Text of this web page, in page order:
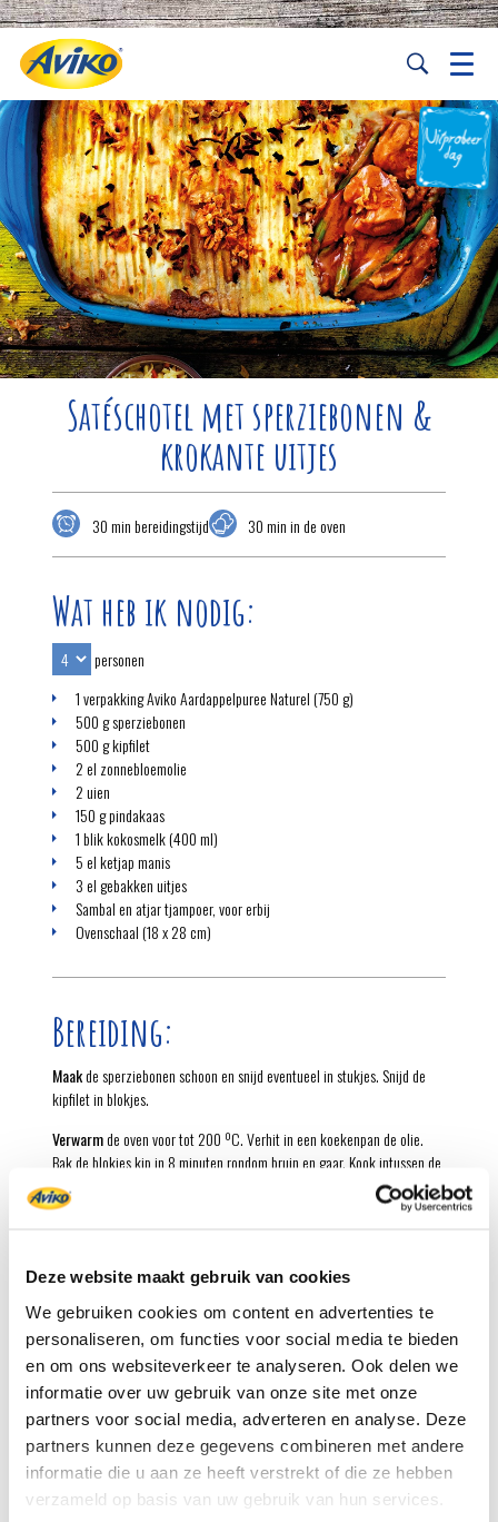
Deze website maakt gebruik van cookies
We gebruiken cookies om content en advertenties te
personaliseren, om functies voor social media te bieden
en om ons websiteverkeer te analyseren. Ook delen we
informatie over uw gebruik van onze site met onze
partners voor social media, adverteren en analyse. Deze
partners kunnen deze gegevens combineren met andere
informatie die u aan ze heeft verstrekt of die ze hebben
verzameld op basis van uw gebruik van hun services.
Satéschotel met sperziebonen &
krokante uitjes
30 min bereidingstijd 30 min in de oven
Wat heb ik nodig:
personen
1 verpakking Aviko Aardappelpuree Naturel (750 g)
500 g sperziebonen
500 g kipfilet
2 el zonnebloemolie
2 uien
150 g pindakaas
1 blik kokosmelk (400 ml)
5 el ketjap manis
3 el gebakken uitjes
Sambal en atjar tjampoer, voor erbij
Ovenschaal (18 x 28 cm)
Bereiding:
Maakde sperziebonen schoon en snijd eventueel in stukjes. Snijd de
kipfilet in blokjes.
Verwarmde oven voor tot 200 ºC. Verhit in een koekenpan de olie.
Bak de blokjes kip in 8 minuten rondom bruin en gaar. Kook intussen de
sperziebonen in water met zout in 5-6 minuten beetgaar.
en de kokosmelk toe en verwarm al roerend tot een gladde saus.
Schepde kipfilet en de sperziebonen door de pindasaus en doe in de
ingevette ovenschaal.
Dekde saté af met de aardappelpuree. Strijk de puree met de bolle
kant van een vochtige lepel glad.
de satéschotel in de voorverwarmde oven in 30 minuten goudbruin.
Strooi halverwege de oventijd de uitjes over de puree, of strooi ze pas
uit de oven over de satéschotel.